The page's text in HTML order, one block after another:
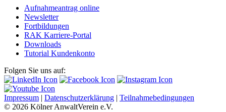
Aufnahmeantrag online
Newsletter
Fortbildungen
RAK Karriere-Portal
Downloads
Tutorial Kundenkonto
Folgen Sie uns auf:
Impressum | Datenschutzerklärung | Teilnahmebedingungen
© 2026 Kölner AnwaltVerein e.V.